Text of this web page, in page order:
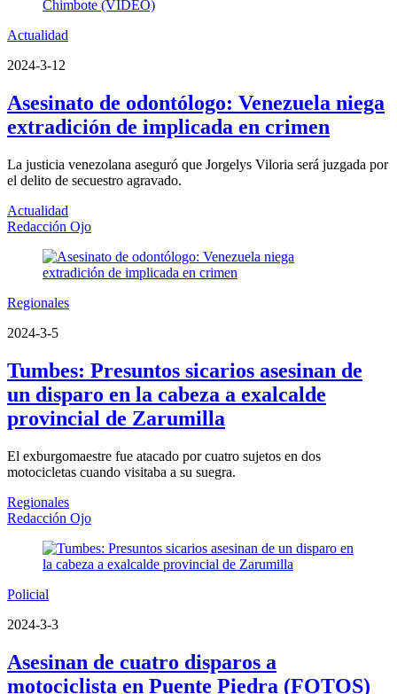
Actualidad
2024-3-12
Asesinato de odontólogo: Venezuela niega
extradición de implicada en crimen
La justicia venezolana aseguró que Jorgelys Viloria será juzgada por
el delito de secuestro agravado.
Actualidad
Redacción Ojo
Regionales
2024-3-5
Tumbes: Presuntos sicarios asesinan de
un disparo en la cabeza a exalcalde
provincial de Zarumilla
El exburgomaestre fue atacado por cuatro sujetos en dos
motocicletas cuando visitaba a su suegra.
Regionales
Redacción Ojo
Policial
2024-3-3
Asesinan de cuatro disparos a
motociclista en Puente Piedra (FOTOS)